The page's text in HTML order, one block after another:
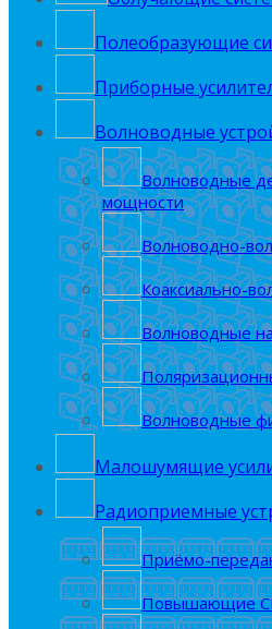
Полеобрaзующие
Приборные
Волноводные
Волноводные
мощности
Волноводно-
Коаксиально-
Волноводные
Волноводные
Малошумящие
Радиоприемные
Приёмо-
Повышающие